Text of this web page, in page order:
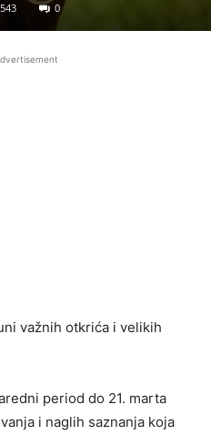
0
važnih otkrića i velikih
period do 21. marta
i naglih saznanja koja